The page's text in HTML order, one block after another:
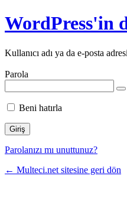
WordPress'in
Kullanıcı adı ya da e-posta adresi
Parola
Beni hatırla
Parolanızı mı unuttunuz?
← Multeci.net sitesine geri dön